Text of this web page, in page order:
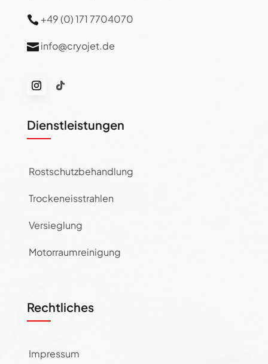
 +49 (0) 171 7704070
 info@cryojet.de
Dienstleistungen
Rostschutzbehandlung
Trockeneisstrahlen
Versieglung
Motorraumreinigung
Rechtliches
Impressum